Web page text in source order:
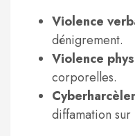
Violence
dénigrement.
Violence
corporelles.
diffamation sur